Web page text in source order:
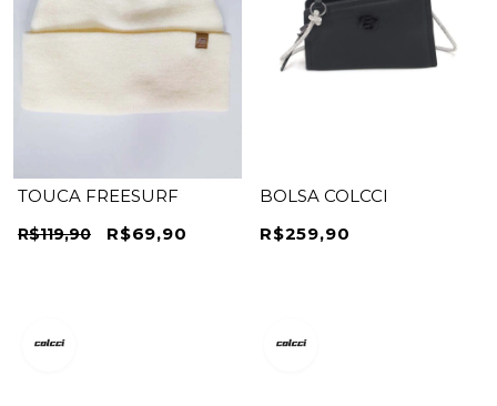
TOUCA FREESURF
R$119,90 R$69,90
BOLSA COLCCI
R$259,90